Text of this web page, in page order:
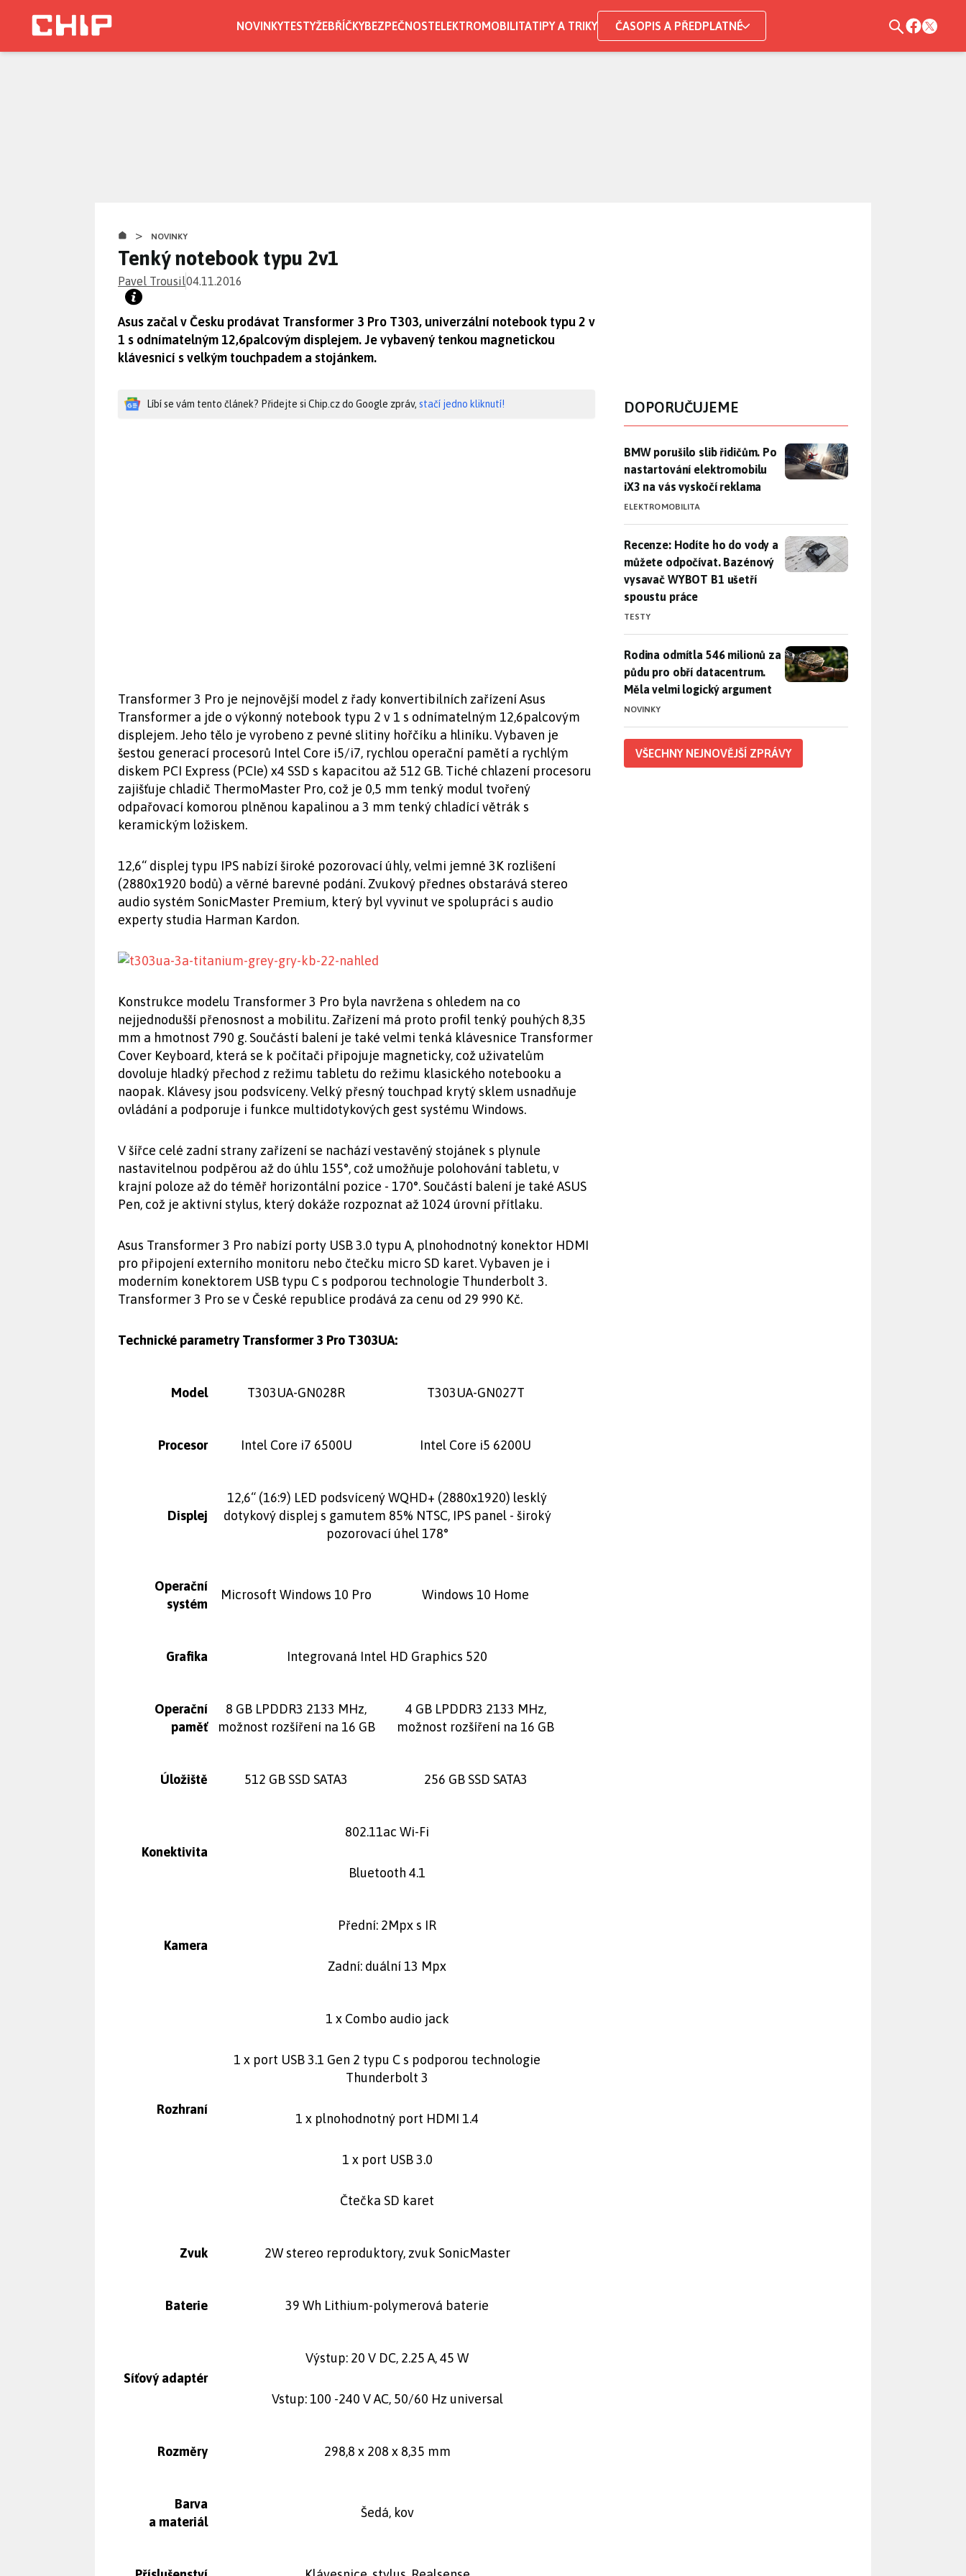
NOVINKYTESTYŽEBŘÍČKYBEZPEČNOSTELEKTROMOBILITATIPY A TRIKY ČASOPIS A PŘEDPLATNÉ
> NOVINKY
Tenký notebook typu 2v1
Pavel Trousil04.11.2016
Asus začal v Česku prodávat Transformer 3 Pro T303, univerzální notebook typu 2 v
1 s odnímatelným 12,6palcovým displejem. Je vybavený tenkou magnetickou
klávesnicí s velkým touchpadem a stojánkem.
Líbí se vám tento článek? Přidejte si Chip.cz do Google zpráv, stačí jedno kliknutí!
Transformer 3 Pro je nejnovější model z řady konvertibilních zařízení Asus
Transformer a jde o výkonný notebook typu 2 v 1 s odnímatelným 12,6palcovým
displejem. Jeho tělo je vyrobeno z pevné slitiny hořčíku a hliníku. Vybaven je
šestou generací procesorů Intel Core i5/i7, rychlou operační pamětí a rychlým
diskem PCI Express (PCIe) x4 SSD s kapacitou až 512 GB. Tiché chlazení procesoru
zajišťuje chladič ThermoMaster Pro, což je 0,5 mm tenký modul tvořený
odpařovací komorou plněnou kapalinou a 3 mm tenký chladící větrák s
keramickým ložiskem.
12,6“ displej typu IPS nabízí široké pozorovací úhly, velmi jemné 3K rozlišení
(2880x1920 bodů) a věrné barevné podání. Zvukový přednes obstarává stereo
audio systém SonicMaster Premium, který byl vyvinut ve spolupráci s audio
experty studia Harman Kardon.
Konstrukce modelu Transformer 3 Pro byla navržena s ohledem na co
nejjednodušší přenosnost a mobilitu. Zařízení má proto profil tenký pouhých 8,35
mm a hmotnost 790 g. Součástí balení je také velmi tenká klávesnice Transformer
Cover Keyboard, která se k počítači připojuje magneticky, což uživatelům
dovoluje hladký přechod z režimu tabletu do režimu klasického notebooku a
naopak. Klávesy jsou podsvíceny. Velký přesný touchpad krytý sklem usnadňuje
ovládání a podporuje i funkce multidotykových gest systému Windows.
V šířce celé zadní strany zařízení se nachází vestavěný stojánek s plynule
nastavitelnou podpěrou až do úhlu 155°, což umožňuje polohování tabletu, v
krajní poloze až do téměř horizontální pozice - 170°. Součástí balení je také ASUS
Pen, což je aktivní stylus, který dokáže rozpoznat až 1024 úrovní přítlaku.
Asus Transformer 3 Pro nabízí porty USB 3.0 typu A, plnohodnotný konektor HDMI
pro připojení externího monitoru nebo čtečku micro SD karet. Vybaven je i
moderním konektorem USB typu C s podporou technologie Thunderbolt 3.
Transformer 3 Pro se v České republice prodává za cenu od 29 990 Kč.
Technické parametry Transformer 3 Pro T303UA:
Model T303UA-GN028R T303UA-GN027T
Procesor Intel Core i7 6500U Intel Core i5 6200U
Displej
12,6“ (16:9) LED podsvícený WQHD+ (2880x1920) lesklý
dotykový displej s gamutem 85% NTSC, IPS panel - široký
pozorovací úhel 178°
Operační
systém
Microsoft Windows 10 Pro Windows 10 Home
Grafika Integrovaná Intel HD Graphics 520
Operační
paměť
8 GB LPDDR3 2133 MHz,
možnost rozšíření na 16 GB
4 GB LPDDR3 2133 MHz,
možnost rozšíření na 16 GB
Úložiště 512 GB SSD SATA3 256 GB SSD SATA3
Konektivita
802.11ac Wi-Fi
Bluetooth 4.1
Kamera
Přední: 2Mpx s IR
Zadní: duální 13 Mpx
Rozhraní
1 x Combo audio jack
1 x port USB 3.1 Gen 2 typu C s podporou technologie
Thunderbolt 3
1 x plnohodnotný port HDMI 1.4
1 x port USB 3.0
Čtečka SD karet
Zvuk 2W stereo reproduktory, zvuk SonicMaster
Baterie 39 Wh Lithium-polymerová baterie
Síťový adaptér
Výstup: 20 V DC, 2.25 A, 45 W
Vstup: 100 -240 V AC, 50/60 Hz universal
Rozměry 298,8 x 208 x 8,35 mm
Barva
a materiál
Šedá, kov
DOPORUČUJEME
BMW porušilo slib řidičům. Po nastartování elektromobilu iX3 na
BMW porušilo slib řidičům. Po
nastartování elektromobilu
iX3 na vás vyskočí reklama
ELEKTROMOBILITA
Recenze: Hodíte ho do vody a můžete odpočívat. Bazénový
Recenze: Hodíte ho do vody a
můžete odpočívat. Bazénový
vysavač WYBOT B1 ušetří
spoustu práce
TESTY
Rodina odmítla 546 milionů za půdu pro obří datacentrum. Měla
Rodina odmítla 546 milionů za
půdu pro obří datacentrum.
Měla velmi logický argument
NOVINKY
VŠECHNY NEJNOVĚJŠÍ ZPRÁVY